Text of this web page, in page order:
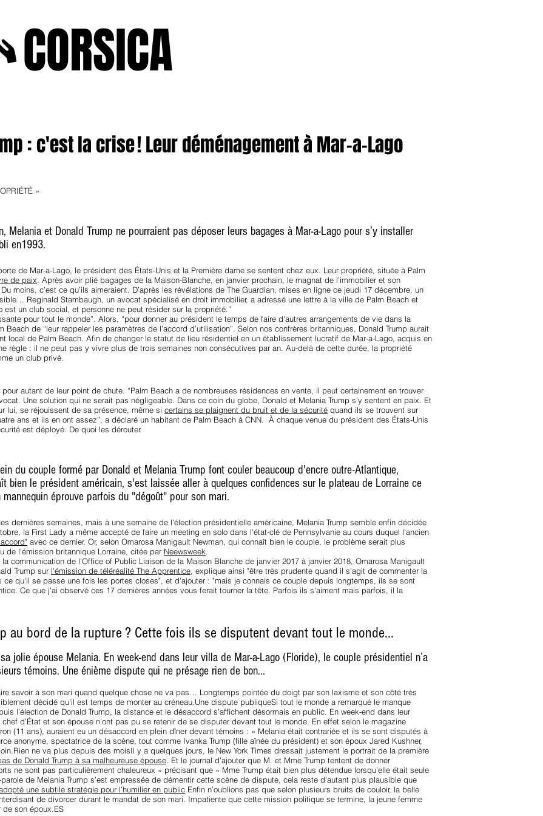
CORSICA
: c'est la crise ! Leur déménagement à Mar-a-Lago
»
Melania et Donald Trump ne pourraient pas déposer leurs bagages à Mar-a-Lago pour s’y installer
en1993.
de Mar-a-Lago, le président des États-Unis et la Première dame se sentent chez eux. Leur propriété, située à Palm
de paix. Après avoir plié bagages de la Maison-Blanche, en janvier prochain, le magnat de l’immobilier et son
moins, c’est ce qu’ils aimeraient. D’après les révélations de The Guardian, mises en ligne ce jeudi 17 décembre, un
Reginald Stambaugh, un avocat spécialisé en droit immobilier, a adressé une lettre à la ville de Palm Beach et
un club social, et personne ne peut résider sur la propriété.”
pour tout le monde”. Alors, “pour donner au président le temps de faire d'autres arrangements de vie dans la
de “leur rappeler les paramètres de l'accord d’utilisation”. Selon nos confrères britanniques, Donald Trump aurait
local de Palm Beach. Afin de changer le statut de lieu résidentiel en un établissement lucratif de Mar-a-Lago, acquis en
règle : il ne peut pas y vivre plus de trois semaines non consécutives par an. Au-delà de cette durée, la propriété
un club privé.
autant de leur point de chute. “Palm Beach a de nombreuses résidences en vente, il peut certainement en trouver
Une solution qui ne serait pas négligeable. Dans ce coin du globe, Donald et Melania Trump s’y sentent en paix. Et
lui, se réjouissent de sa présence, même si certains se plaignent du bruit et de la sécurité quand ils se trouvent sur
ans et ils en ont assez”, a déclaré un habitant de Palm Beach à CNN. À chaque venue du président des États-Unis
est déployé. De quoi les dérouter.
du couple formé par Donald et Melania Trump font couler beaucoup d'encre outre-Atlantique,
bien le président américain, s'est laissée aller à quelques confidences sur le plateau de Lorraine ce
éprouve parfois du "dégoût" pour son mari.
dernières semaines, mais à une semaine de l'élection présidentielle américaine, Melania Trump semble enfin décidée
la First Lady a même accepté de faire un meeting en solo dans l'état-clé de Pennsylvanie au cours duquel l'ancien
avec ce dernier. Or, selon Omarosa Manigault Newman, qui connaît bien le couple, le problème serait plus
de l'émission britannique Lorraine, citée par Neewsweek.
communication de l'Office of Public Liaison de la Maison Blanche de janvier 2017 à janvier 2018, Omarosa Manigault
Trump sur l'émission de téléréalité The Apprentice, explique ainsi "être très prudente quand il s'agit de commenter la
ce qu'il se passe une fois les portes closes", et d'ajouter : "mais je connais ce couple depuis longtemps, ils se sont
Ce que j'ai observé ces 17 dernières années vous ferait tourner la tête. Parfois ils s'aiment mais parfois, il la
au bord de la rupture ? Cette fois ils se disputent devant tout le monde...
jolie épouse Melania. En week-end dans leur villa de Mar-a-Lago (Floride), le couple présidentiel n’a
témoins. Une énième dispute qui ne présage rien de bon...
savoir à son mari quand quelque chose ne va pas… Longtemps pointée du doigt par son laxisme et son côté très
décidé qu’il est temps de monter au créneau.Une dispute publiqueSi tout le monde a remarqué le manque
l’élection de Donald Trump, la distance et le désaccord s’affichent désormais en public. En week-end dans leur
d’État et son épouse n’ont pas pu se retenir de se disputer devant tout le monde. En effet selon le magazine
(11 ans), auraient eu un désaccord en plein dîner devant témoins : « Melania était contrariée et ils se sont disputés à
anonyme, spectatrice de la scène, tout comme Ivanka Trump (fille aînée du président) et son époux Jared Kushner,
ne va plus depuis des moisIl y a quelques jours, le New York Times dressait justement le portrait de la première
de Donald Trump à sa malheureuse épouse. Et le journal d’ajouter que M. et Mme Trump tentent de donner
ne sont pas particulièrement chaleureux » précisant que « Mme Trump était bien plus détendue lorsqu’elle était seule
de Melania Trump s’est empressée de démentir cette scène de dispute, cela reste d’autant plus plausible que
une subtile stratégie pour l’humilier en public.Enfin n’oublions pas que selon plusieurs bruits de couloir, la belle
de divorcer durant le mandat de son mari. Impatiente que cette mission politique se termine, la jeune femme
de son époux.ES